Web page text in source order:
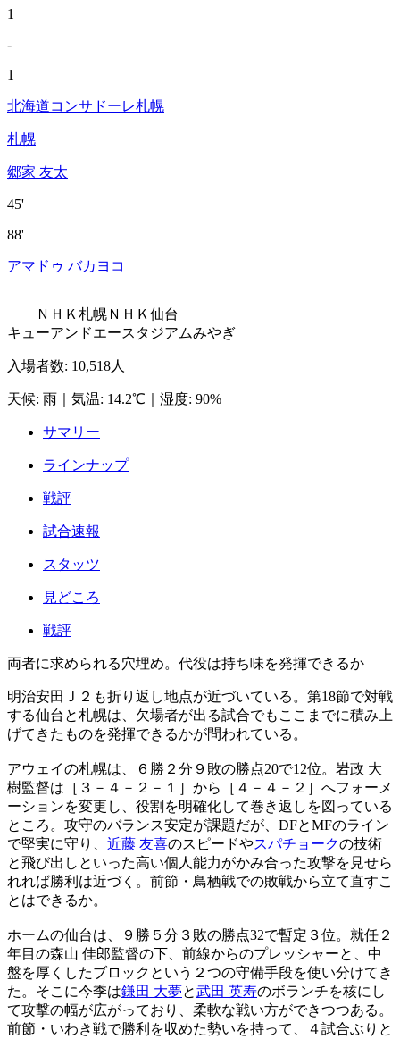
1
-
1
北海道コンサドーレ札幌
札幌
郷家 友太
45'
88'
アマドゥ バカヨコ
ＮＨＫ札幌 ＮＨＫ仙台
キューアンドエースタジアムみやぎ
入場者数: 10,518人
天候: 雨 気温: 14.2℃ 湿度: 90%
サマリー
ラインナップ
戦評
試合速報
スタッツ
見どころ
戦評
両者に求められる穴埋め。代役は持ち味を発揮できるか
明治安田Ｊ２も折り返し地点が近づいている。第18節で対戦
する仙台と札幌は、欠場者が出る試合でもここまでに積み上
げてきたものを発揮できるかが問われている。
アウェイの札幌は、６勝２分９敗の勝点20で12位。岩政 大
樹監督は［３－４－２－１］から［４－４－２］へフォーメ
ーションを変更し、役割を明確化して巻き返しを図っている
ところ。攻守のバランス安定が課題だが、DFとMFのライン
で堅実に守り、 近藤 友喜のスピードやスパチョークの技術
と飛び出しといった高い個人能力がかみ合った攻撃を見せら
れれば勝利は近づく。前節・鳥栖戦での敗戦から立て直すこ
とはできるか。
ホームの仙台は、９勝５分３敗の勝点32で暫定３位。就任２
年目の森山 佳郎監督の下、前線からのプレッシャーと、中
盤を厚くしたブロックという２つの守備手段を使い分けてき
た。そこに今季は鎌田 大夢と武田 英寿のボランチを核にし
て攻撃の幅が広がっており、柔軟な戦い方ができつつある。
前節・いわき戦で勝利を収めた勢いを持って、４試合ぶりと